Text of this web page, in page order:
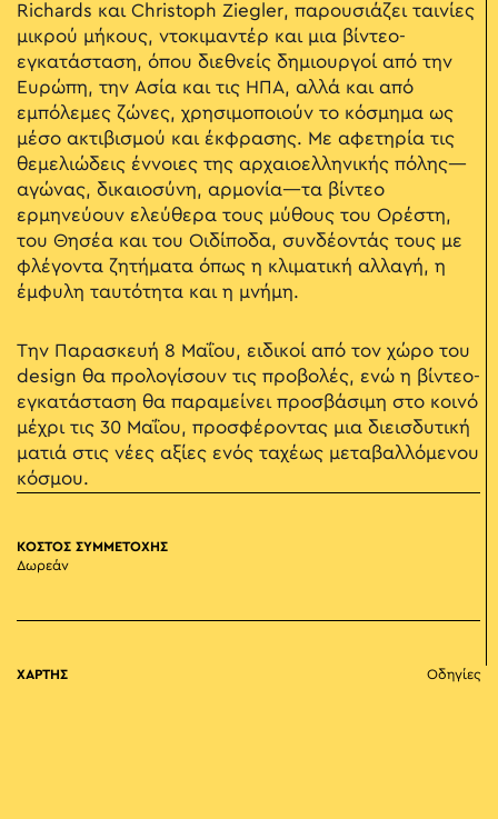
Richards και Christoph Ziegler, παρουσιάζει ταινίες
μικρού μήκους, ντοκιμαντέρ και μια βίντεο-
εγκατάσταση, όπου διεθνείς δημιουργοί από την
Ευρώπη, την Ασία και τις ΗΠΑ, αλλά και από
εμπόλεμες ζώνες, χρησιμοποιούν το κόσμημα ως
μέσο ακτιβισμού και έκφρασης. Με αφετηρία τις
θεμελιώδεις έννοιες της αρχαιοελληνικής πόλης—
αγώνας, δικαιοσύνη, αρμονία—τα βίντεο
ερμηνεύουν ελεύθερα τους μύθους του Ορέστη,
του Θησέα και του Οιδίποδα, συνδέοντάς τους με
φλέγοντα ζητήματα όπως η κλιματική αλλαγή, η
έμφυλη ταυτότητα και η μνήμη.
Την Παρασκευή 8 Μαΐου, ειδικοί από τον χώρο του
design θα προλογίσουν τις προβολές, ενώ η βίντεο-
εγκατάσταση θα παραμείνει προσβάσιμη στο κοινό
μέχρι τις 30 Μαΐου, προσφέροντας μια διεισδυτική
ματιά στις νέες αξίες ενός ταχέως μεταβαλλόμενου
κόσμου.
ΚΟΣΤΟΣ ΣΥΜΜΕΤΟΧΗΣ
Δωρεάν
ΧΑΡΤΗΣ Οδηγίες